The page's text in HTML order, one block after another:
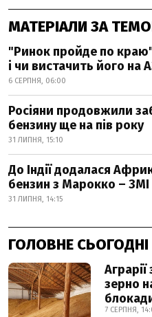
МАТЕРІАЛИ ЗА
"Ринок пройде по
і чи вистачить його на
6 СЕРПНЯ, 06:00
Росіяни продовжили
бензину ще на пів року
31 ЛИПНЯ, 15:10
До Індії додалася
бензин з Марокко – ЗМІ
31 ЛИПНЯ, 14:15
ГОЛОВНЕ СЬОГОДНІ
зерно
7 СЕРПНЯ,